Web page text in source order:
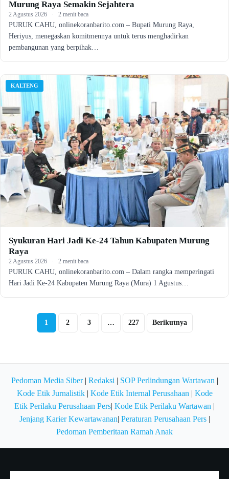
Murung Raya Semakin Sejahtera
2 Agustus 2026 · 2 menit baca
PURUK CAHU, onlinekoranbarito.com – Bupati Murung Raya,
Heriyus, menegaskan komitmennya untuk terus menghadirkan
pembangunan yang berpihak…
KALTENG
Syukuran Hari Jadi Ke-24 Tahun Kabupaten Murung
Raya
2 Agustus 2026 · 2 menit baca
PURUK CAHU, onlinekoranbarito.com – Dalam rangka memperingati
Hari Jadi Ke-24 Kabupaten Murung Raya (Mura) 1 Agustus…
Paginasi
pos
1 2 3 … 227 Berikutnya
Pedoman Media Siber| Redaksi | SOP Perlindungan Wartawan |
Kode Etik Jurnalistik| Kode Etik Internal Perusahaan | Kode
Etik Perilaku Perusahaan Pers| Kode Etik Perilaku Wartawan |
Jenjang Karier Kewartawanan| Peraturan Perusahaan Pers|
Pedoman Pemberitaan Ramah Anak